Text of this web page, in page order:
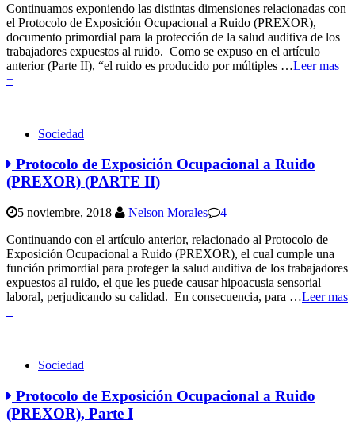
Continuamos exponiendo las distintas dimensiones relacionadas con
el Protocolo de Exposición Ocupacional a Ruido (PREXOR),
documento primordial para la protección de la salud auditiva de los
trabajadores expuestos al ruido. Como se expuso en el artículo
anterior (Parte II), “el ruido es producido por múltiples …Leer mas
+
Sociedad
Protocolo de Exposición Ocupacional a Ruido
(PREXOR) (PARTE II)
5 noviembre, 2018 Nelson Morales
4
Continuando con el artículo anterior, relacionado al Protocolo de
Exposición Ocupacional a Ruido (PREXOR), el cual cumple una
función primordial para proteger la salud auditiva de los trabajadores
expuestos al ruido, el que les puede causar hipoacusia sensorial
laboral, perjudicando su calidad. En consecuencia, para …Leer mas
+
Sociedad
Protocolo de Exposición Ocupacional a Ruido
(PREXOR), Parte I